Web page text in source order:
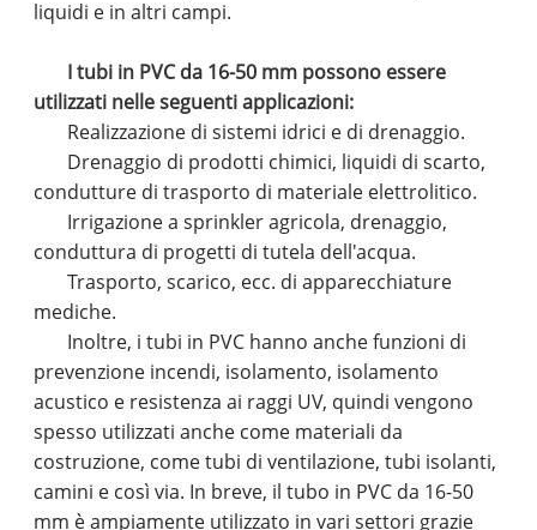
liquidi e in altri campi.
I tubi in PVC da 16-50 mm possono essere
utilizzati nelle seguenti applicazioni:
Realizzazione di sistemi idrici e di drenaggio.
Drenaggio di prodotti chimici, liquidi di scarto,
condutture di trasporto di materiale elettrolitico.
Irrigazione a sprinkler agricola, drenaggio,
conduttura di progetti di tutela dell'acqua.
Trasporto, scarico, ecc. di apparecchiature
mediche.
Inoltre, i tubi in PVC hanno anche funzioni di
prevenzione incendi, isolamento, isolamento
acustico e resistenza ai raggi UV, quindi vengono
spesso utilizzati anche come materiali da
costruzione, come tubi di ventilazione, tubi isolanti,
camini e così via. In breve, il tubo in PVC da 16-50
mm è ampiamente utilizzato in vari settori grazie